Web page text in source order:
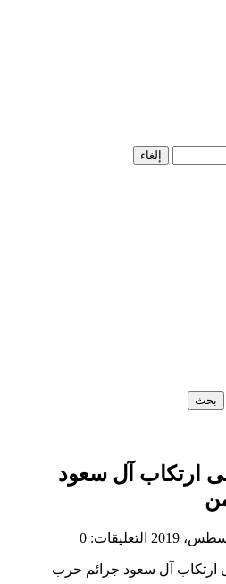
إلغاء
بحث
ارتكاب آل سعود
التعليقات: 0